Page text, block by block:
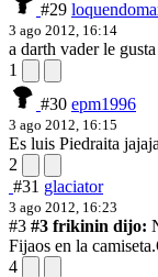
#29
3 ago 2012, 16:14
a darth vader le
1
#30 epm1996
3 ago 2012, 16:15
Es luis Piedraita jajaja
2
#31 glaciator
3 ago 2012, 16:23
#3 #3 frikinin dijo:
Fijaos en la camiseta.
4